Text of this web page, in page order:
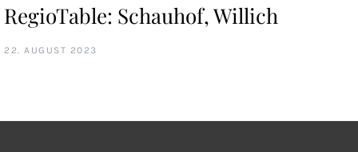
RegioTable: Schauhof, Willich
22. AUGUST 2023